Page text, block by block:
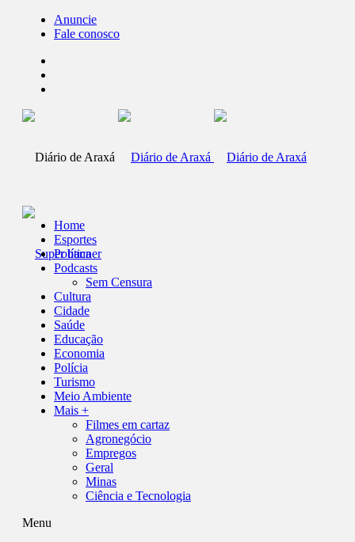
Anuncie
Fale conosco
Home
Esportes
Política
Podcasts
Sem Censura
Cultura
Cidade
Saúde
Educação
Economia
Polícia
Turismo
Meio Ambiente
Mais +
Filmes em cartaz
Agronegócio
Empregos
Geral
Minas
Ciência e Tecnologia
Menu